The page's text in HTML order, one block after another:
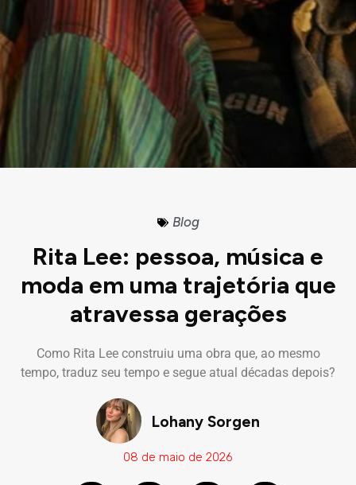
Blog
Rita Lee: pessoa, música e
moda em uma trajetória que
atravessa gerações
Como Rita Lee construiu uma obra que, ao mesmo
tempo, traduz seu tempo e segue atual décadas depois?
Lohany Sorgen
08 de maio de 2026